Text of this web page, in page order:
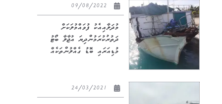
މުދަލާއިއެކު ފުވައްމުލަކަށް
ދަތުރުކުރަމުންދިޔަ އުޖާލާ ބޯޓު
މުޑިއަރައި ބޮޑު ގެއްލުންތަކެއް